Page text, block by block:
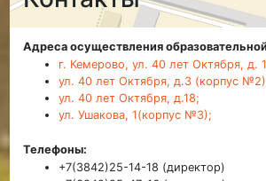
Адреса осуществления
г. Кемерово, ул. 40 лет Октября, д.
ул. 40 лет Октября, д.3 (корпус
ул. 40 лет Октября, д.18;
ул. Ушакова, 1(корпус №3);
Телефоны:
+7(3842)25-14-18 (директор)